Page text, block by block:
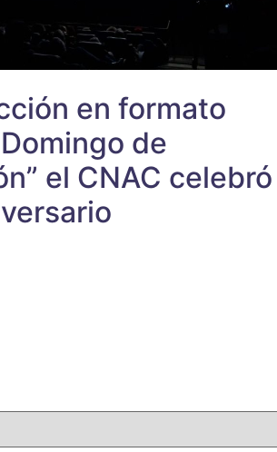
en formato
de
el CNAC celebró